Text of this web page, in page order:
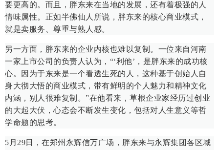
要更高的。而且，胖东来在当地的发展，还有着极强的人
情味属性。正如半佛仙人所说，胖东来的核心商业模式，
就是卖服务、尊重与熟人感。
另一方面，胖东来的企业内核也难以复制。一位来自河南
一家上市公司的负责人认为，“‘利他’，是胖东来的成功核
心。因为于东来是一个看透生死的人，这种基于创始人自
身大彻大悟的商业模式，带有鲜明的个人魅力和精神文化
内涵，别人很难复制。”在他看来，草根企业家经历过创业
的大起大伏，心态会不断发生变化，包括对人生意义等哲
学命题的思考。
5月29日，在郑州永辉信万广场，胖东来与永辉集团各区域